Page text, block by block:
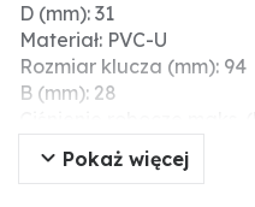
D (mm): 31
Materiał: PVC-U
Rozmiar klucza (mm): 94
B (mm): 28
d2 (cale): 2 1/2"
Z (mm): 16
Pokaż więcej